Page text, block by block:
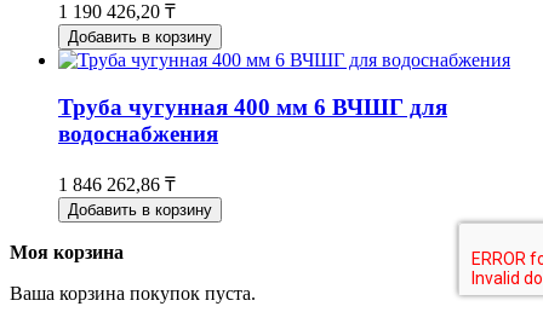
1 190 426,20 ₸
Добавить в корзину
Труба чугунная 400 мм 6 ВЧШГ для
водоснабжения
1 846 262,86 ₸
Добавить в корзину
Моя корзина
Ваша корзина покупок пуста.